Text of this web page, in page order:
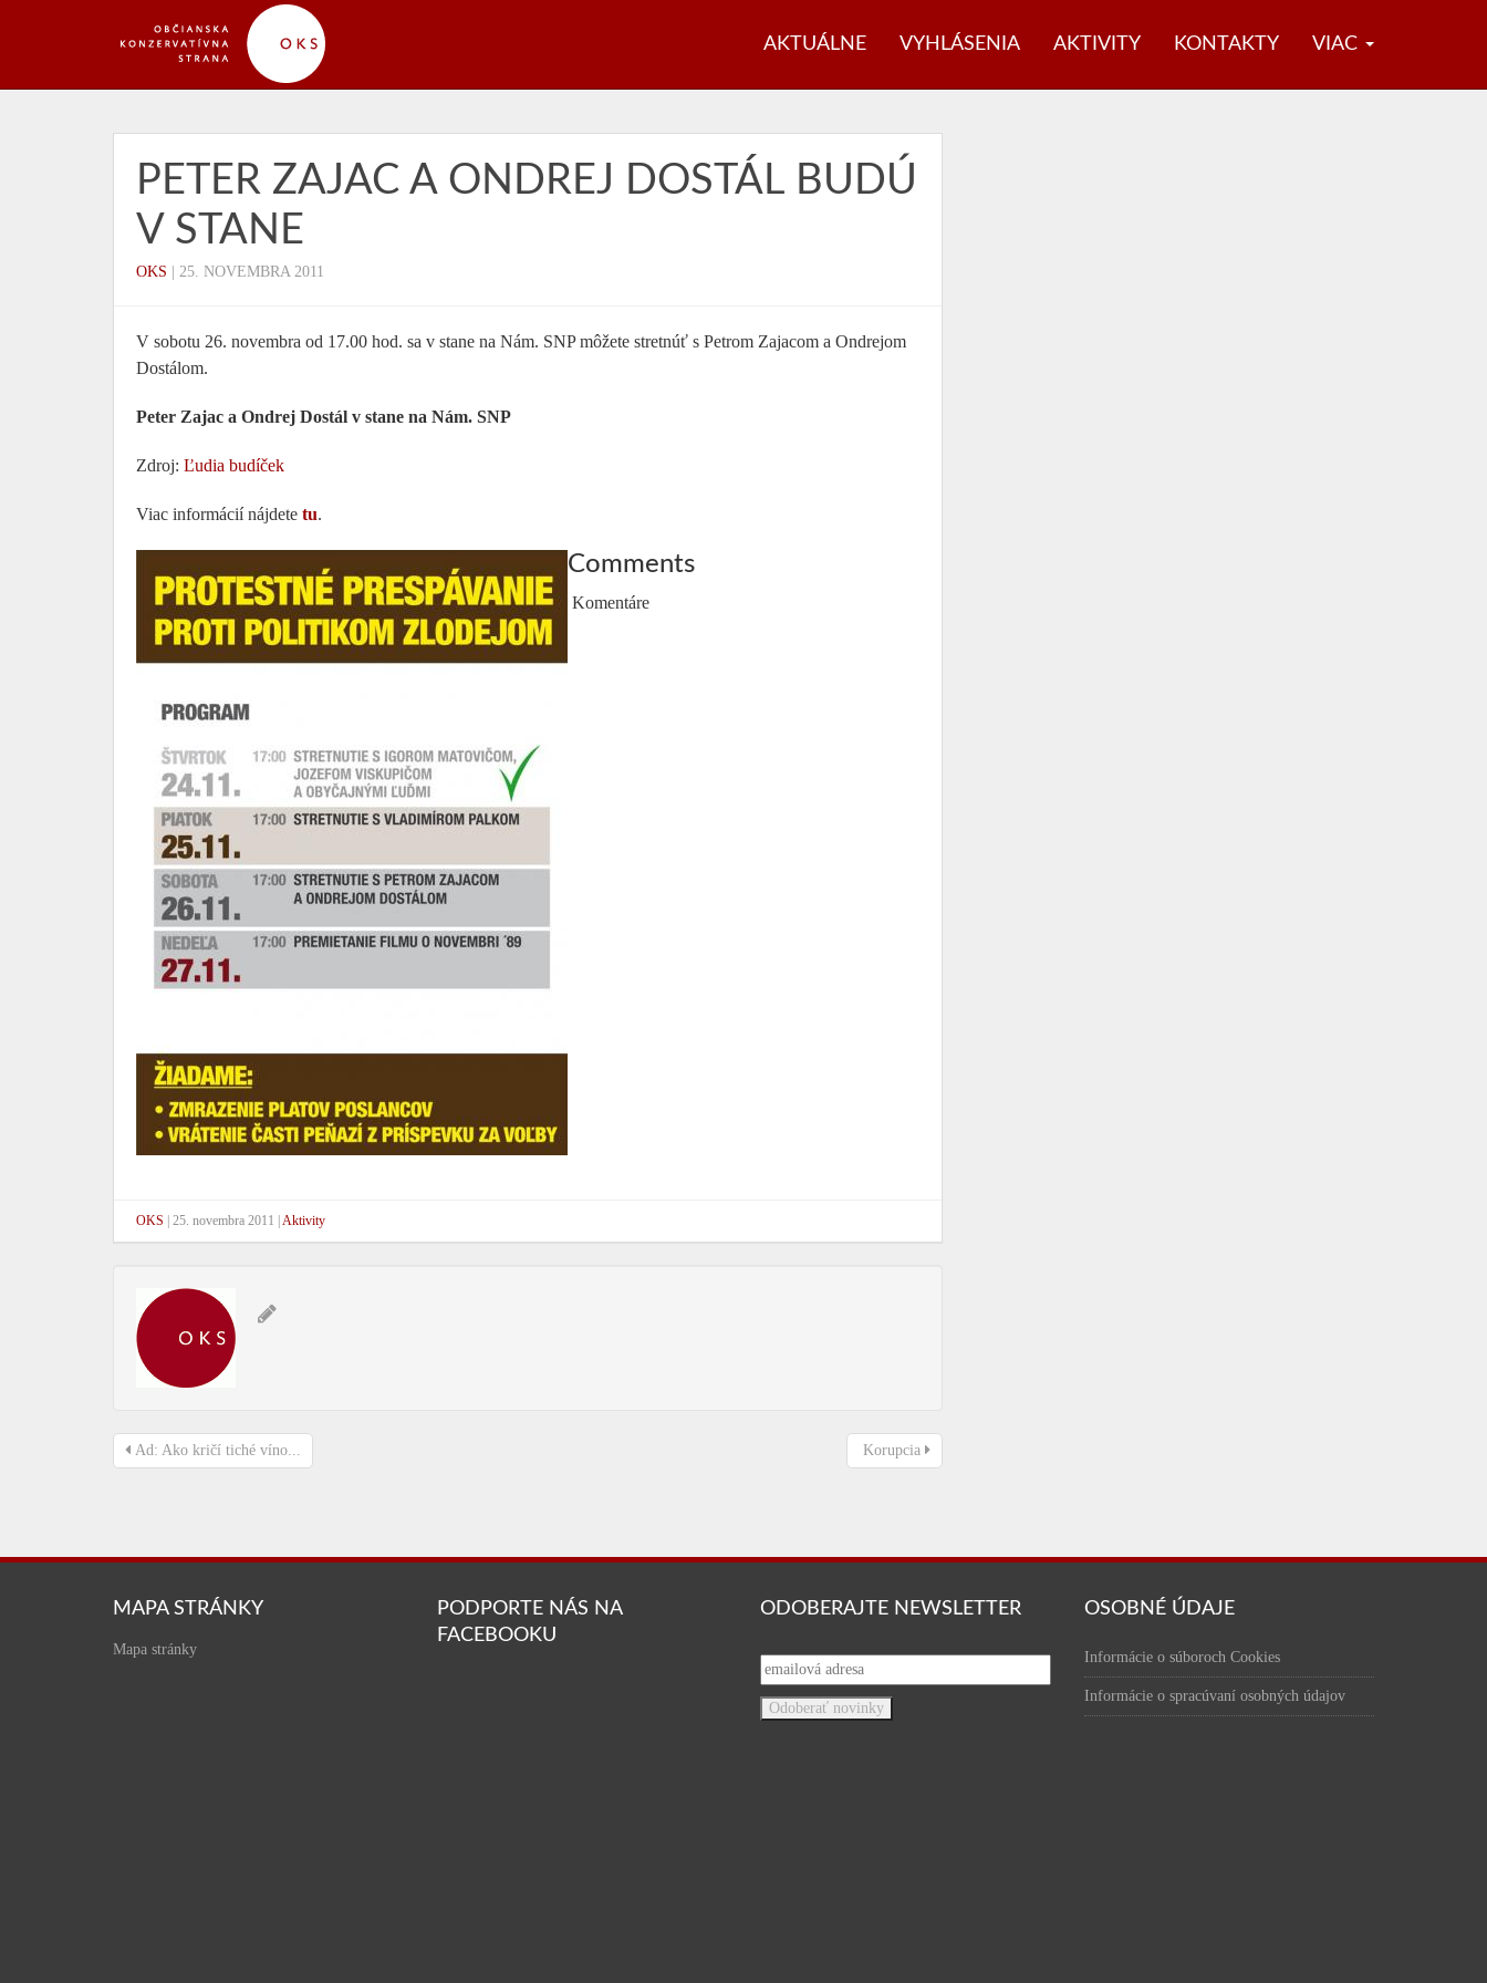
AKTUÁLNE VYHLÁSENIA AKTIVITY KONTAKTY VIAC
PETER ZAJAC A ONDREJ DOSTÁL BUDÚ
V STANE
OKS 25. NOVEMBRA 2011
V sobotu 26. novembra od 17.00 hod. sa v stane na Nám. SNP môžete stretnúť s Petrom Zajacom a Ondrejom
Dostálom.
Peter Zajac a Ondrej Dostál v stane na Nám. SNP
Zdroj: Ľudia budíček
Viac informácií nájdete tu.
Comments
Komentáre
OKS 25. novembra 2011 Aktivity
Ad: Ako kričí tiché víno... Korupcia
MAPA STRÁNKY
Mapa stránky
PODPORTE NÁS NA
FACEBOOKU
ODOBERAJTE NEWSLETTER OSOBNÉ ÚDAJE
Informácie o súboroch Cookies
Informácie o spracúvaní osobných údajov